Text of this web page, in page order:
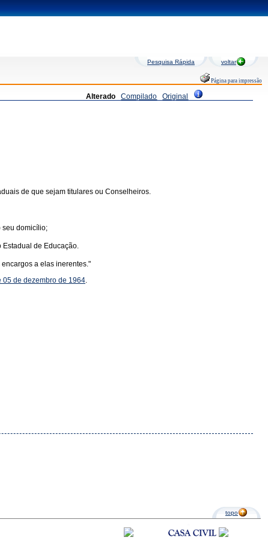
Pesquisa Rápida voltar
Página para impressão
Alterado Compilado Original
de que sejam titulares ou Conselheiros.
seu domicílio;
de Educação.
a elas inerentes."
05 de dezembro de 1964.
topo